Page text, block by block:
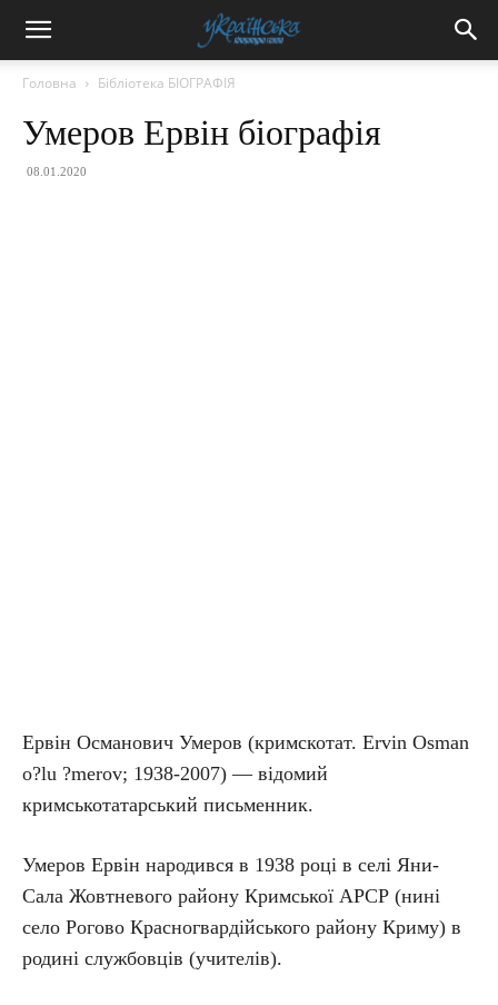
Головна Бібліотека БІОГРАФІЯ
Умеров Ервін біографія
08.01.2020
Ервін Османович Умеров (кримскотат. Ervin Osman
o?lu ?merov; 1938-2007) — відомий
кримськотатарський письменник.
Умеров Ервін народився в 1938 році в селі Яни-
Сала Жовтневого району Кримської АРСР (нині
село Рогово Красногвардійського району Криму) в
родині службовців (учителів).